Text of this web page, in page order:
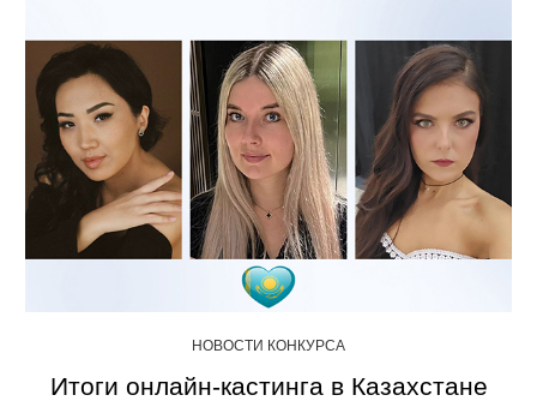
НОВОСТИ КОНКУРСА
Итоги онлайн-кастинга в Казахстане